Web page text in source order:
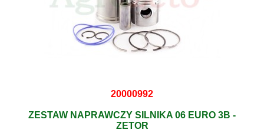
20000992
ZESTAW NAPRAWCZY SILNIKA 06 EURO 3B -
ZETOR